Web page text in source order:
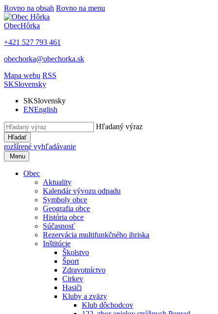
Rovno na obsah Rovno na menu
ObecHôrka
+421 527 793 461
obechorka@obechorka.sk
Mapa webu RSS
SKSlovensky
SKSlovensky
ENEnglish
Hľadaný výraz
Hľadať
rozšírené vyhľadávanie
Menu
Obec
Aktuality
Kalendár vývozu odpadu
Symboly obce
Geografia obce
História obce
Súčasnosť
Rezervácia multifunkčného ihriska
Inštitúcie
Školstvo
Šport
Zdravotníctvo
Cirkev
Hasiči
Kluby a zväzy
Klub dôchodcov